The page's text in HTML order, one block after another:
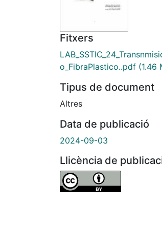
Fitxers
o_FibraPlastico..pdf (1.46
Tipus de document
Altres
Data de publicació
2024-09-03
Llicència de